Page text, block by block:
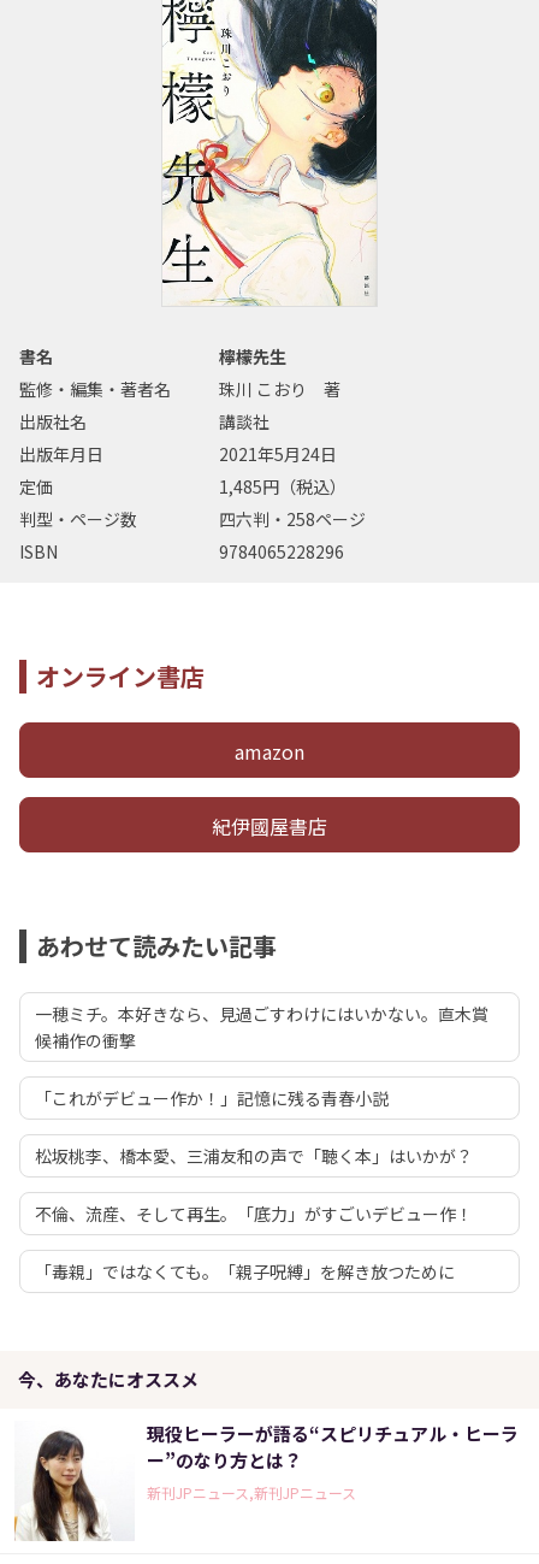
書名
檸檬先生
監修・編集・著者名
珠川 こおり 著
出版社名
講談社
出版年月日
2021年5月24日
定価
1,485円（税込）
判型・ページ数
四六判・258ページ
ISBN
9784065228296
オンライン書店
amazon
紀伊國屋書店
あわせて読みたい記事
一穂ミチ。本好きなら、見過ごすわけにはいかない。直木賞
候補作の衝撃
「これがデビュー作か！」記憶に残る青春小説
松坂桃李、橋本愛、三浦友和の声で「聴く本」はいかが？
不倫、流産、そして再生。「底力」がすごいデビュー作！
「毒親」ではなくても。「親子呪縛」を解き放つために
今、あなたにオススメ
現役ヒーラーが語る“スピリチュアル・ヒーラ
ー”のなり方とは？
新刊JPニュース,新刊JPニュース